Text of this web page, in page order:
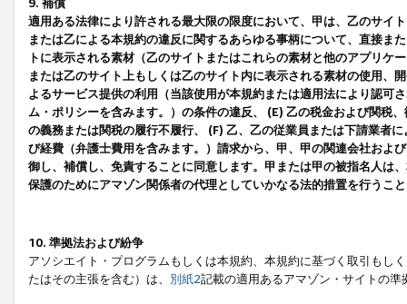
9. 補償
適用ある法律により許される最大限の限度において、甲は、乙のサイ
または乙による本規約の違反に関するあらゆる事柄について、直接ま
トに表示される素材（乙のサイトまたはこれらの素材と他のアプリ
または乙のサイト上もしくは乙のサイト内に表示される素材の使用、
よるサービス提供の利用（当該使用が本規約または適用法により認可
ム・ポリシーを含みます。）の条件の違反、 (E) 乙の税金および関税
の義務または関税の履行不履行、 (F) 乙、乙の従業員または下請業者
び経費（弁護士費用を含みます。）請求から、甲、甲の関連会社およ
御し、補償し、免責することに同意します。甲または甲の被指名人は
保護のためにアマゾン関係者の代理としていかなる法的措置を行うこ
10. 準拠法および紛争
アソシエイト・プログラムもしくは本規約、本規約に基づく取引もし
たはその主張を含む）は、 別紙2記載の適用あるアマゾン・サイトの